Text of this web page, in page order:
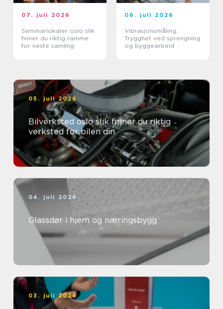
07. juli 2026
Seminarlokaler oslo slik
finner du riktig ramme
for neste samling
06. juli 2026
Vibrasjonsmåling:
Trygghet ved sprengning
og byggearbeid
05. juli 2026
Bilverksted oslo slik finner du riktig
verksted for bilen din
04. juli 2026
Glassdør i hjem og næringsbygg
03. juli 2026